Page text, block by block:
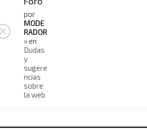
por
MODE
RADOR
» en
Dudas
y
sugere
ncias
sobre
la web